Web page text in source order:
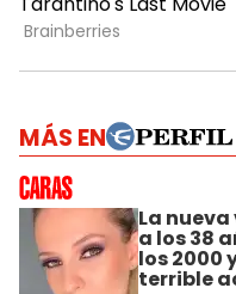
MÁS EN
La
a los 38
los 2000
terrible